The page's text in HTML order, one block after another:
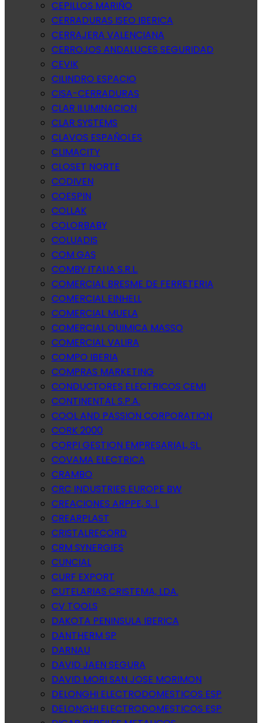
CEPILLOS MARIÑO
CERRADURAS ISEO IBERICA
CERRAJERA VALENCIANA
CERROJOS ANDALUCES SEGURIDAD
CEVIK
CILINDRO ESPACIO
CISA-CERRADURAS
CLAR ILUMINACION
CLAR SYSTEMS
CLAVOS ESPAÑOLES
CLIMACITY
CLOSET NORTE
CODIVEN
COESPIN
COLLAK
COLORBABY
COLUADIS
COM GAS
COMBY ITALIA S.R.L.
COMERCIAL BRESME DE FERRETERIA
COMERCIAL EINHELL
COMERCIAL MUELA
COMERCIAL QUIMICA MASSO
COMERCIAL VALIRA
COMPO IBERIA
COMPRAS MARKETING
CONDUCTORES ELECTRICOS CEMI
CONTINENTAL S.P.A.
COOL AND PASSION CORPORATION
CORK 2000
CORPI GESTION EMPRESARIAL, SL.
COVAMA ELECTRICA
CRAMBO
CRC INDUSTRIES EUROPE BW
CREACIONES ARPPE, S. l.
CREARPLAST
CRISTALRECORD
CRM SYNERGIES
CUNCIAL
CURF EXPORT
CUTELARIAS CRISTEMA, LDA.
CV TOOLS
DAKOTA PENINSULA IBERICA
DANTHERM SP
DARNAU
DAVID JAEN SEGURA
DAVID MORI SAN JOSE MORIMON
DELONGHI ELECTRODOMESTICOS ESP
DELONGHI ELECTRODOMESTICOS ESP